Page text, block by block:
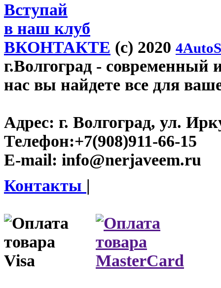
Вступай
в наш клуб
ВКОНТАКТЕ (c) 2020
г.Волгоград - современный
нас вы найдете все для
Адрес: г. Волгоград, ул.
Телефон:+7(908)911-66-15
E-mail: info@nerjaveem.ru
Контакты |